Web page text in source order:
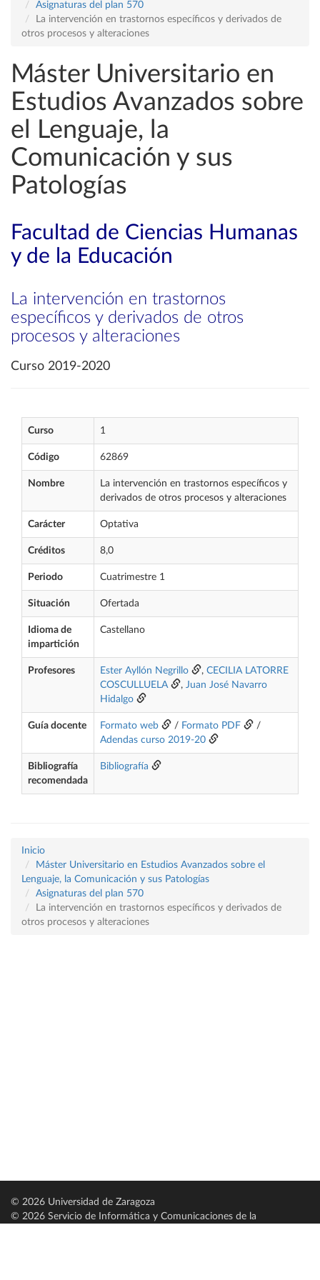
Asignaturas del plan 570
La intervención en trastornos específicos y derivados de
otros procesos y alteraciones
Máster Universitario en
Estudios Avanzados sobre
el Lenguaje, la
Comunicación y sus
Patologías
Facultad de Ciencias Humanas
y de la Educación
La intervención en trastornos
específicos y derivados de otros
procesos y alteraciones
Curso 2019-2020
Curso 1
Código 62869
Nombre
La intervención en trastornos específicos y
derivados de otros procesos y alteraciones
Carácter Optativa
Créditos 8,0
Periodo Cuatrimestre 1
Situación Ofertada
Idioma de
impartición
Castellano
Profesores Ester Ayllón Negrillo , CECILIA LATORRE
COSCULLUELA
, Juan José Navarro
Hidalgo
Guía docente Formato web / Formato PDF
/
Adendas curso 2019-20
Bibliografía
recomendada
Bibliografía
Inicio
Máster Universitario en Estudios Avanzados sobre el
Lenguaje, la Comunicación y sus Patologías
Asignaturas del plan 570
La intervención en trastornos específicos y derivados de
otros procesos y alteraciones
© 2026 Universidad de Zaragoza
© 2026 Servicio de Informática y Comunicaciones de la